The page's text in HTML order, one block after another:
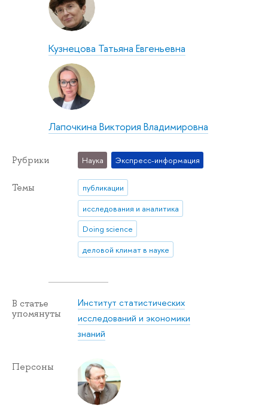
Кузнецова Татьяна Евгеньевна
Лапочкина Виктория Владимировна
Рубрики Наука Экспресс-информация
Темы
публикации
исследования и аналитика
Doing science
деловой климат в науке
В статье
упомянуты
Институт статистических
исследований и экономики
знаний
Персоны